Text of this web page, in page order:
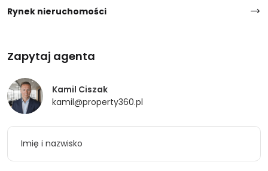
Rynek nieruchomości
Zapytaj agenta
Kamil Ciszak
kamil@property360.pl